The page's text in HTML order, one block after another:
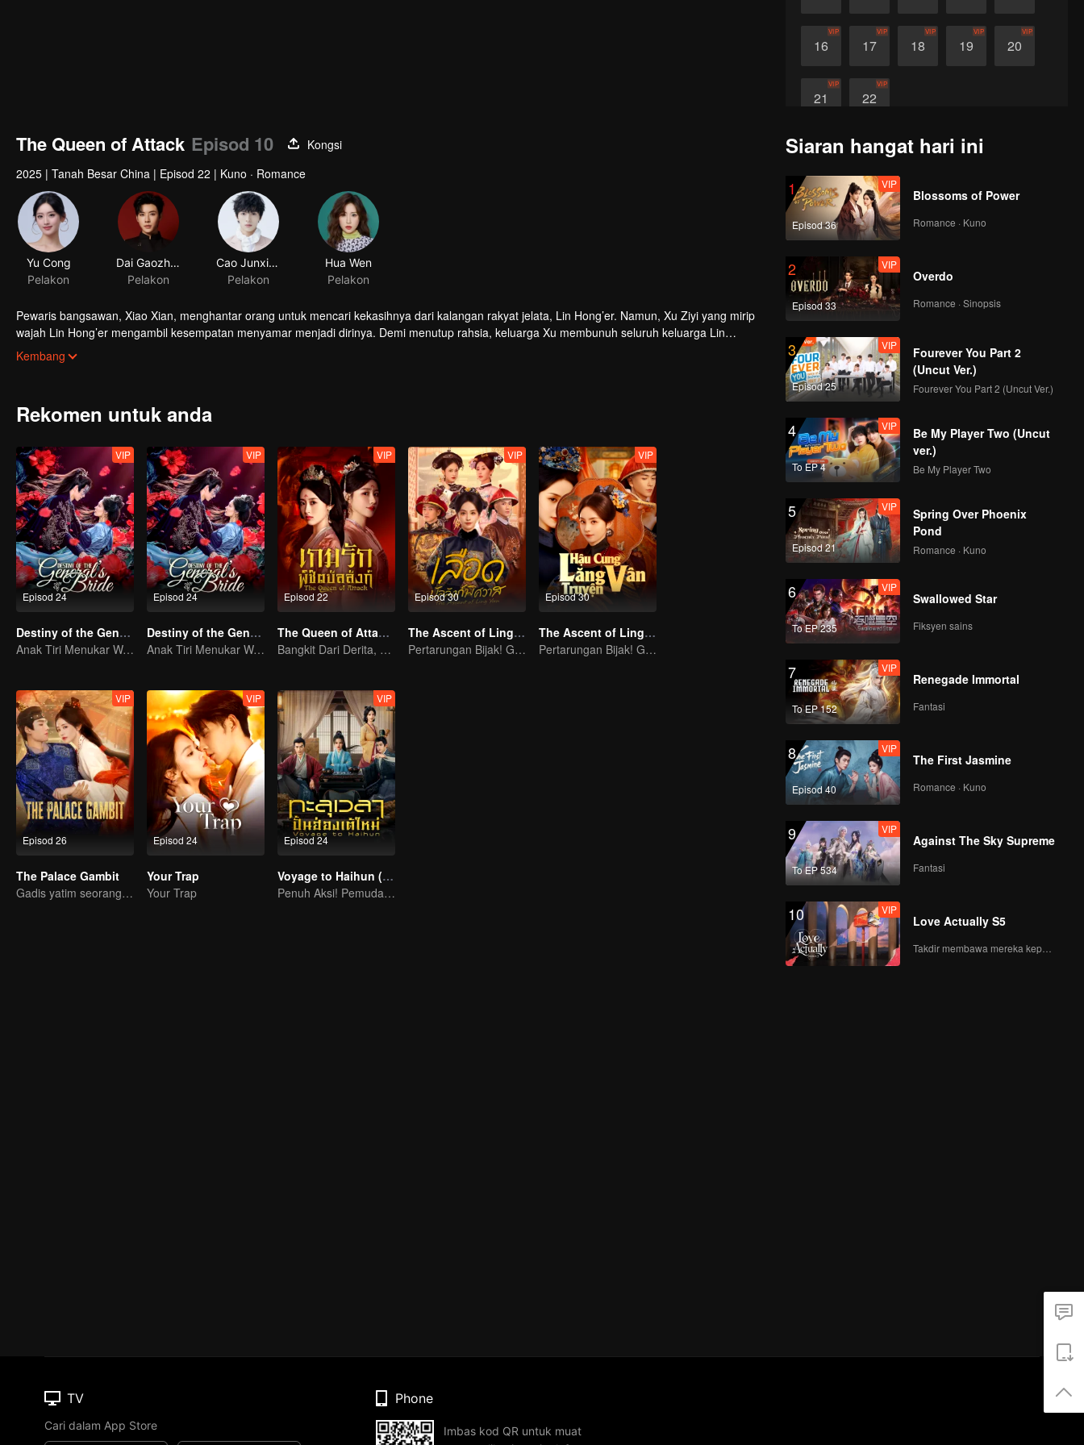
16
VIP
17
VIP
18
VIP
19
VIP
20
VIP
21
VIP
22
VIP
The Queen of Attack Episod 10
Kongsi
2025 | Tanah Besar China | Episod 22 | Kuno · Romance
Yu Cong
Pelakon
Dai Gaozheng
Pelakon
Cao Junxiang
Pelakon
Hua Wen
Pelakon
Pewaris bangsawan, Xiao Xian, menghantar orang untuk mencari kekasihnya dari kalangan rakyat jelata, Lin Hong’er. Namun, Xu Ziyi yang mirip
wajah Lin Hong’er mengambil kesempatan menyamar menjadi dirinya. Demi menutup rahsia, keluarga Xu membunuh seluruh keluarga Lin
Hong’er, menyebabkan wajahnya hancur. Dengan pertolongan tabib misteri Shentu Yu, Lin Hong’er menukar wajahnya dan mengambil nama
baharu Hong Linlang, lalu memulakan jalan dendamnya.
Kembang
Rekomen untuk anda
Episod 24
VIP
Destiny of the General's Bride
Anak Tiri Menukar Wajah, Bangkit Membalas Dendam di Kediaman Jeneral!
Episod 24
VIP
Destiny of the General's Bride
Anak Tiri Menukar Wajah, Bangkit Membalas Dendam di Kediaman Jeneral!
Episod 22
VIP
The Queen of Attack (Thai Ver.)
Bangkit Dari Derita, Gadis Yatim Jadi Permaisuri!
Episod 30
VIP
The Ascent of Ling Yun (Thai Ver.)
Pertarungan Bijak! Gadis yatim bangkit menakluk enam istana!
Episod 30
VIP
The Ascent of Ling Yun
Pertarungan Bijak! Gadis yatim bangkit menakluk enam istana!
Episod 26
VIP
The Palace Gambit
Gadis yatim seorang diri mencabar seluruh istana!
Episod 24
VIP
Your Trap
Your Trap
Episod 24
VIP
Voyage to Haihun (Thai. Ver.)
Penuh Aksi! Pemuda Rentas Masa Bantu Maharaja Tersingkir Ubah Takdir
Siaran hangat hari ini
1
Episod 36
VIP
Blossoms of Power
Romance · Kuno
2
Episod 33
VIP
Overdo
Romance · Sinopsis
3
Episod 25
VIP
Fourever You Part 2
(Uncut Ver.)
Fourever You Part 2 (Uncut Ver.)
4
To EP 4
VIP
Be My Player Two (Uncut
ver.)
Be My Player Two
5
Episod 21
VIP
Spring Over Phoenix
Pond
Romance · Kuno
6
To EP 235
VIP
Swallowed Star
Fiksyen sains
7
To EP 152
VIP
Renegade Immortal
Fantasi
8
Episod 40
VIP
The First Jasmine
Romance · Kuno
9
To EP 534
VIP
Against The Sky Supreme
Fantasi
10 VIP
Love Actually S5
Takdir membawa mereka kepada cinta yang tulus!
TV
Cari dalam App Store
Phone
Imbas kod QR untuk muat